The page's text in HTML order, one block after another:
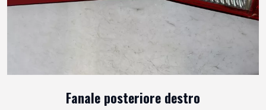
Fanale posteriore destro